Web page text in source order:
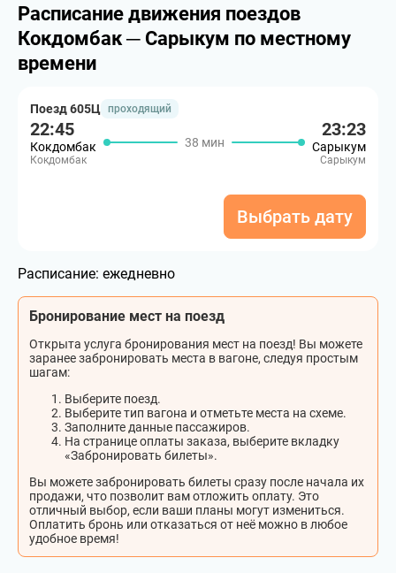
Расписание движения поездов
Кокдомбак ─ Сарыкум по местному
времени
Поезд 605Ц проходящий
22:45
Кокдомбак
Кокдомбак
38 мин
23:23
Сарыкум
Сарыкум
Выбрать дату
Расписание: ежедневно
Бронирование мест на поезд
Открыта услуга бронирования мест на поезд! Вы можете
заранее забронировать места в вагоне, следуя простым
шагам:
Выберите поезд.
Выберите тип вагона и отметьте места на схеме.
Заполните данные пассажиров.
На странице оплаты заказа, выберите вкладку
«Забронировать билеты».
Вы можете забронировать билеты сразу после начала их
продажи, что позволит вам отложить оплату. Это
отличный выбор, если ваши планы могут измениться.
Оплатить бронь или отказаться от неё можно в любое
удобное время!